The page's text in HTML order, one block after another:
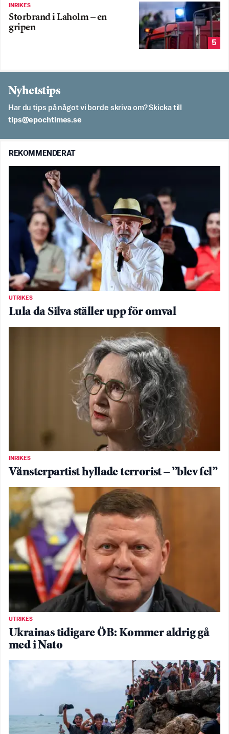
INRIKES
Storbrand i Laholm – en
gripen
5
Nyhetstips
Har du tips på något vi borde skriva om? Skicka till
es.semithcope@spit
REKOMMENDERAT
UTRIKES
Lula da Silva ställer upp för omval
INRIKES
Vänsterpartist hyllade terrorist – ”blev fel”
UTRIKES
Ukrainas tidigare ÖB: Kommer aldrig gå
med i Nato